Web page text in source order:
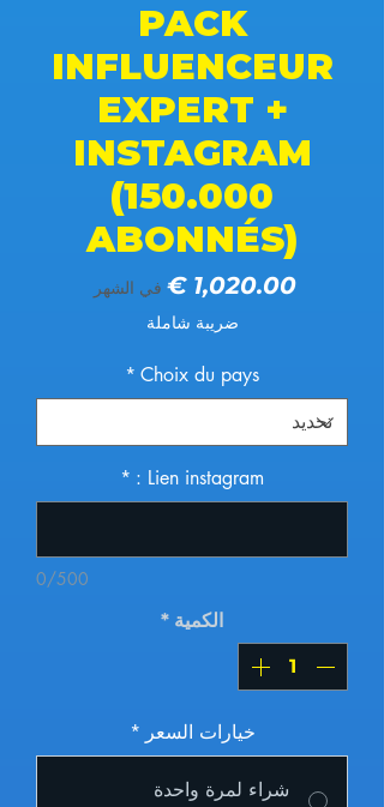
PACK
INFLUENCEUR
EXPERT +
INSTAGRAM
(150.000
ABONNÉS)
السعر
في الشهر
ضريبة شاملة
Choix du pays
*
Lien instagram :
*
0/500
الكمية *
خيارات السعر *
شراء لمرة واحدة